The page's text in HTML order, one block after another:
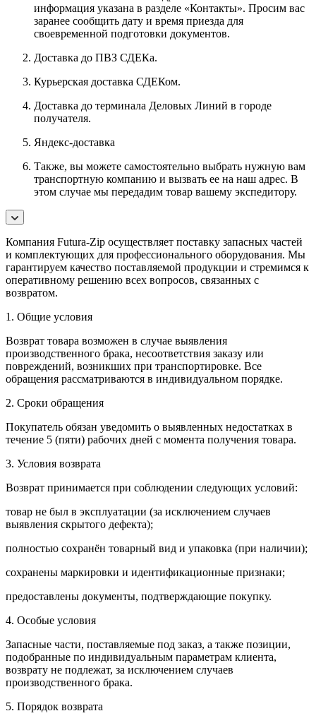
информация указана в разделе «Контакты». Просим вас
заранее сообщить дату и время приезда для
своевременной подготовки документов.
Доставка до ПВЗ СДЕКа.
Курьерская доставка СДЕКом.
Доставка до терминала Деловых Линий в городе
получателя.
Яндекс-доставка
Также, вы можете самостоятельно выбрать нужную вам
транспортную компанию и вызвать ее на наш адрес. В
этом случае мы передадим товар вашему экспедитору.
Компания Futura-Zip осуществляет поставку запасных частей
и комплектующих для профессионального оборудования. Мы
гарантируем качество поставляемой продукции и стремимся к
оперативному решению всех вопросов, связанных с
возвратом.
1. Общие условия
Возврат товара возможен в случае выявления
производственного брака, несоответствия заказу или
повреждений, возникших при транспортировке. Все
обращения рассматриваются в индивидуальном порядке.
2. Сроки обращения
Покупатель обязан уведомить о выявленных недостатках в
течение 5 (пяти) рабочих дней с момента получения товара.
3. Условия возврата
Возврат принимается при соблюдении следующих условий:
товар не был в эксплуатации (за исключением случаев
выявления скрытого дефекта);
полностью сохранён товарный вид и упаковка (при наличии);
сохранены маркировки и идентификационные признаки;
предоставлены документы, подтверждающие покупку.
4. Особые условия
Запасные части, поставляемые под заказ, а также позиции,
подобранные по индивидуальным параметрам клиента,
возврату не подлежат, за исключением случаев
производственного брака.
5. Порядок возврата